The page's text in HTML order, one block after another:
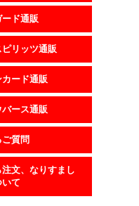
ド通販
リッツ通販
ード通販
ース通販
ご質問
注文、なりすまし
て